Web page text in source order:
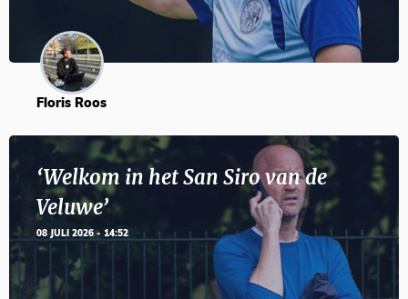
Floris Roos
‘Welkom in het San Siro van de
Veluwe’
08 JULI 2026 - 14:52